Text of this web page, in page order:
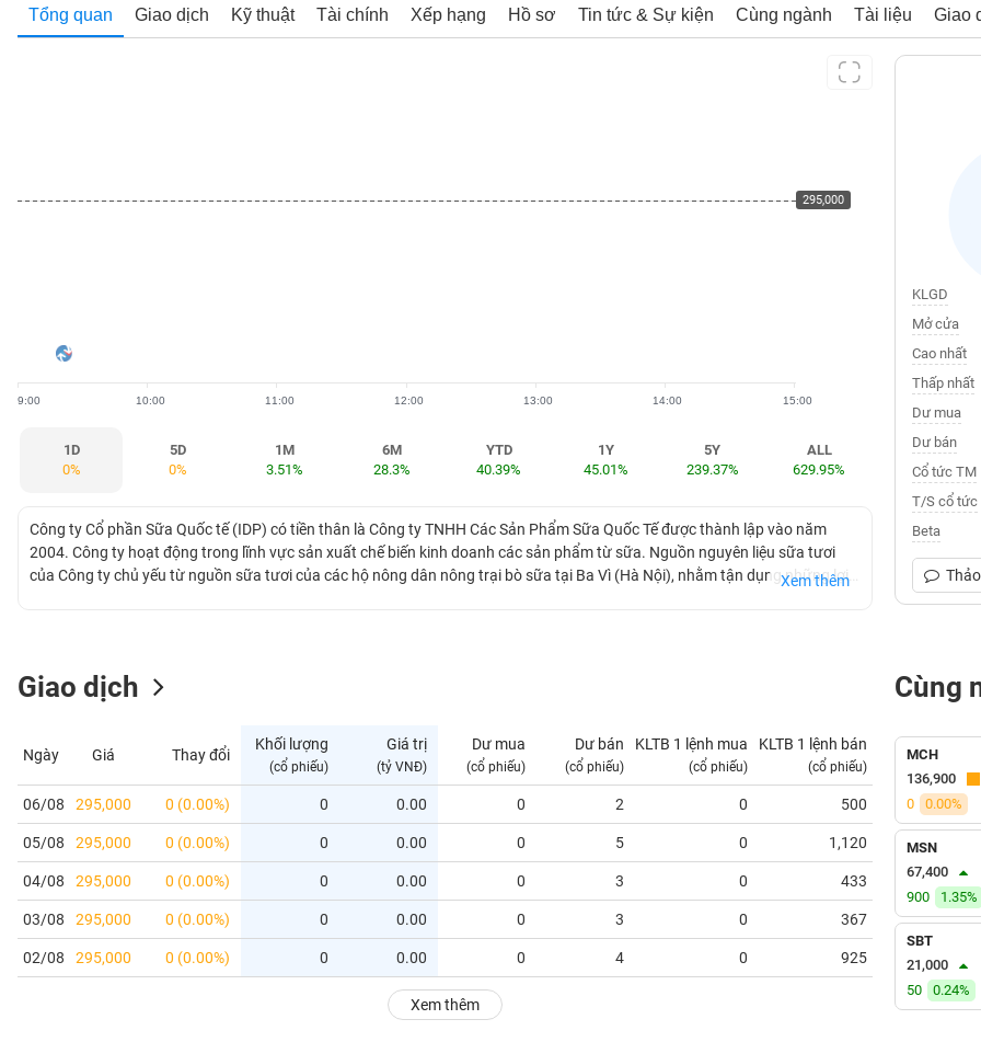
Tổng quan Giao dịch Kỹ thuật Tài chính Xếp hạng Hồ sơ Tin tức & Sự kiện Cùng ngành Tài liệu Giao
295,000
9:00 10:00 11:00 12:00 13:00 14:00 15:00
295,000
1D
0%
5D
0%
1M
3.51%
6M
28.3%
YTD
40.39%
1Y
45.01%
5Y
239.37%
ALL
629.95%
Công ty Cổ phần Sữa Quốc tế (IDP) có tiền thân là Công ty TNHH Các Sản Phẩm Sữa Quốc Tế được thành lập vào năm
2004. Công ty hoạt động trong lĩnh vực sản xuất chế biến kinh doanh các sản phẩm từ sữa. Nguồn nguyên liệu sữa tươi
của Công ty chủ yếu từ nguồn sữa tươi của các hộ nông dân nông trại bò sữa tại Ba Vì (Hà Nội), nhằm tận dụng những lợi
Xem thêm
KLGD
Mở cửa
Cao nhất
Thấp nhất
Dư mua
Dư bán
Cổ tức TM
T/S cổ tức
Beta
Giao dịch
Ngày Giá Thay đổi
Khối lượng
(cổ phiếu)
Giá trị
(tỷ VNĐ)
Dư mua
(cổ phiếu)
Dư bán
(cổ phiếu)
KLTB 1 lệnh mua
(cổ phiếu)
KLTB 1 lệnh bán
(cổ phiếu)
06/08 295,000 0 (0.00%) 0 0.00 0 2 0 500 0.00
05/08 295,000 0 (0.00%) 0 0.00 0 5 0 1,120 0.00
04/08 295,000 0 (0.00%) 0 0.00 0 3 0 433 0.00
03/08 295,000 0 (0.00%) 0 0.00 0 3 0 367 0.00
02/08 295,000 0 (0.00%) 0 0.00 0 4 0 925 0.00
Xem thêm
Cùng
MCH
136,900
0
0.00%
MSN
67,400
900
1.35%
SBT
21,000
50
0.24%
NGHIỆP
GIỚI
CÁ
NHÂN
PHÂN
TÍCH
VIETSTOCKFINANCE